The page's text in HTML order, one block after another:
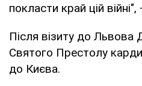
покласти край цій
Після візиту до Львова
Святого Престолу
до Києва.